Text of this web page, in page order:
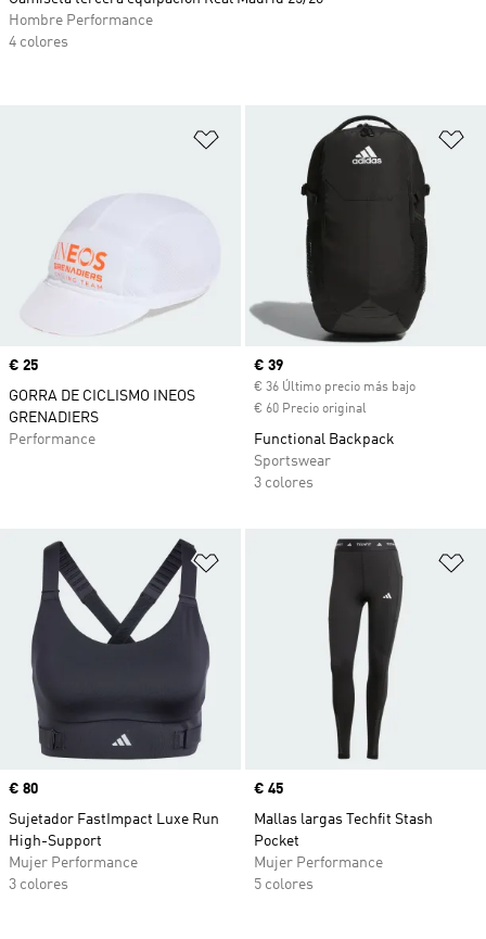
Añadir a la lista de deseos
Precio
€ 25
GORRA DE CICLISMO INEOS
GRENADIERS
Performance
Precio actual
€ 39
€ 36 Último precio más bajo
€ 60 Precio original
Functional Backpack
Sportswear
3 colores
Añadir a la lista de deseos
Precio
€ 80
Sujetador FastImpact Luxe Run
High-Support
Mujer Performance
3 colores
Precio
€ 45
Mallas largas Techfit Stash
Pocket
Mujer Performance
5 colores
Hombre Performance
4 colores